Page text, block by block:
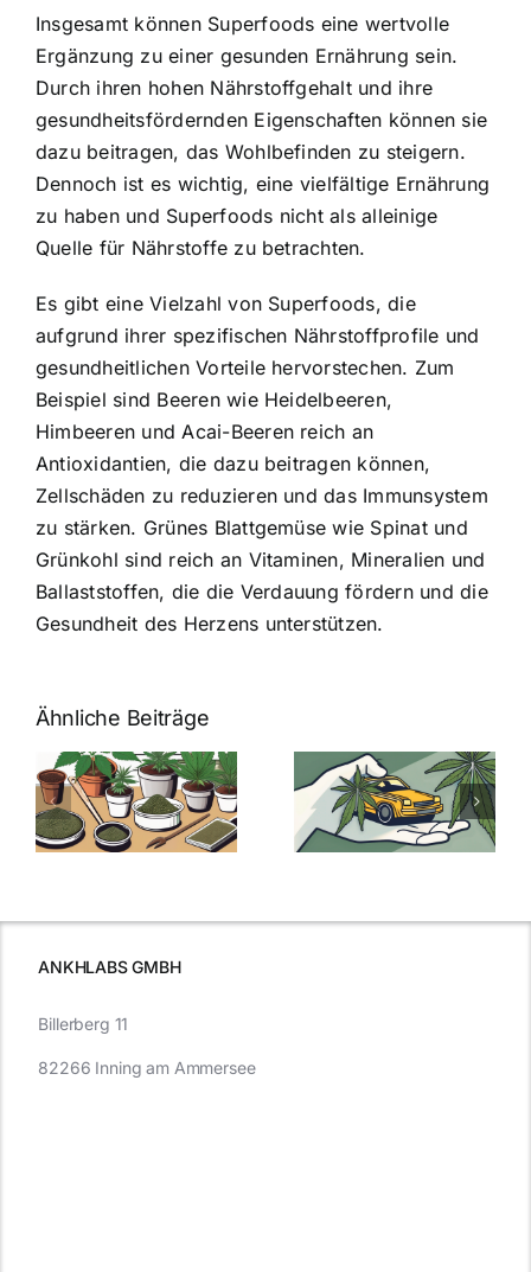
Insgesamt können Superfoods eine wertvolle
Ergänzung zu einer gesunden Ernährung sein.
Durch ihren hohen Nährstoffgehalt und ihre
gesundheitsfördernden Eigenschaften können sie
dazu beitragen, das Wohlbefinden zu steigern.
Dennoch ist es wichtig, eine vielfältige Ernährung
zu haben und Superfoods nicht als alleinige
Quelle für Nährstoffe zu betrachten.
Es gibt eine Vielzahl von Superfoods, die
aufgrund ihrer spezifischen Nährstoffprofile und
gesundheitlichen Vorteile hervorstechen. Zum
Beispiel sind Beeren wie Heidelbeeren,
Himbeeren und Acai-Beeren reich an
Antioxidantien, die dazu beitragen können,
Zellschäden zu reduzieren und das Immunsystem
zu stärken. Grünes Blattgemüse wie Spinat und
Grünkohl sind reich an Vitaminen, Mineralien und
Ballaststoffen, die die Verdauung fördern und die
Gesundheit des Herzens unterstützen.
Ähnliche Beiträge
Neue THC-
Grenzwert-
Regelung:
Was Sie über
Cannabis und
müssen
Cannabis
Samen
kaufen: Alles
was Sie
ANKHLABS GMBH
Billerberg 11
82266 Inning am Ammersee